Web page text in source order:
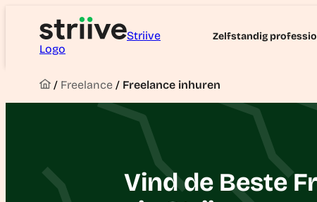
Striive
Logo
Zelfstandig
/ Freelance / Freelance inhuren
Vind de Beste